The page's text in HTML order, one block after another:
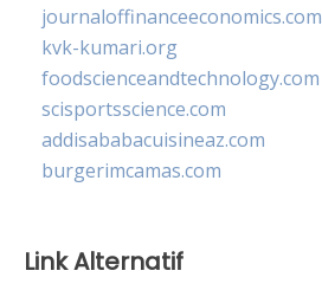
journaloffinanceeconomics.com
kvk-kumari.org
foodscienceandtechnology.com
scisportsscience.com
addisababacuisineaz.com
burgerimcamas.com
Link Alternatif